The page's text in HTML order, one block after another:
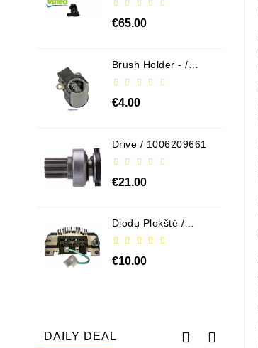
€65.00
Brush Holder - /
€4.00
Drive / 1006209661
€21.00
Diodų Plokštė /
€10.00
DAILY DEAL